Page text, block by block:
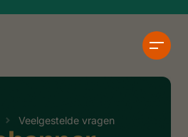
Veelgestelde vragen